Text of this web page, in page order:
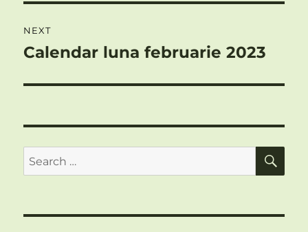
NEXT
Next
Calendar luna februarie 2023
Search
for: